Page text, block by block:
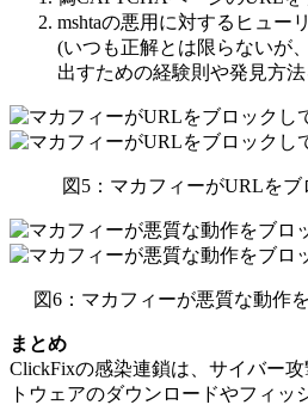
mshtaの悪用に対するヒュー
(いつも正解とは限らないが
出すための経験則や発見方
図5：マカフィーがURLを
図6：マカフィーが悪質な動作
まとめ
ClickFixの感染連鎖は、サイバー
トウェアのダウンロードやフィッ